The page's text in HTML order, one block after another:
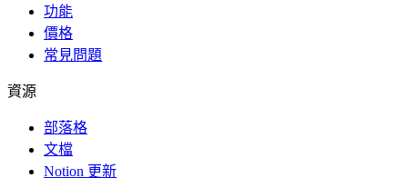
功能
價格
常見問題
資源
部落格
文檔
Notion 更新